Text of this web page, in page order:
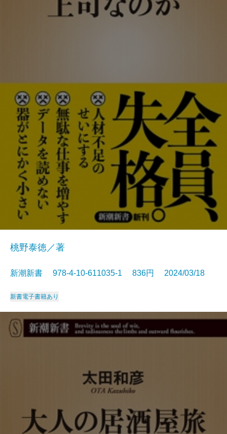
桃野泰徳／著
新潮新書 978-4-10-611035-1 836円 2024/03/18
新書電子書籍あり